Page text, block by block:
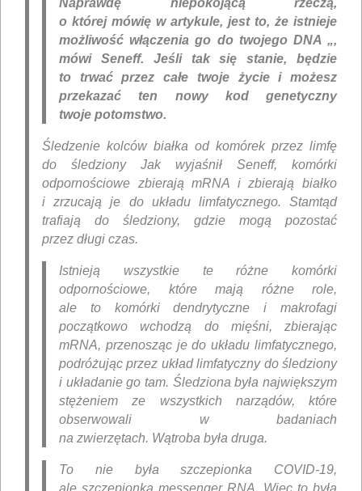
o której mówię w artykule, jest to, że istnieje
możliwość włączenia go do twojego DNA „,
mówi Seneff. Jeśli tak się stanie, będzie
to trwać przez całe twoje życie i możesz
przekazać ten nowy kod genetyczny
twoje potomstwo.
Śledzenie kolców białka od komórek przez limfę
do śledziony Jak wyjaśnił Seneff, komórki
odpornościowe zbierają mRNA i zbierają białko
i zrzucają je do układu limfatycznego. Stamtąd
trafiają do śledziony, gdzie mogą pozostać
przez długi czas.
Istnieją wszystkie te różne komórki
odpornościowe, które mają różne role,
ale to komórki dendrytyczne i makrofagi
początkowo wchodzą do mięśni, zbierając
mRNA, przenosząc je do układu limfatycznego,
podróżując przez układ limfatyczny do śledziony
i układanie go tam. Śledziona była największym
stężeniem ze wszystkich narządów, które
obserwowali w badaniach
na zwierzętach. Wątroba była druga.
To nie była szczepionka COVID-19,
ale szczepionka messenger RNA. Więc to była